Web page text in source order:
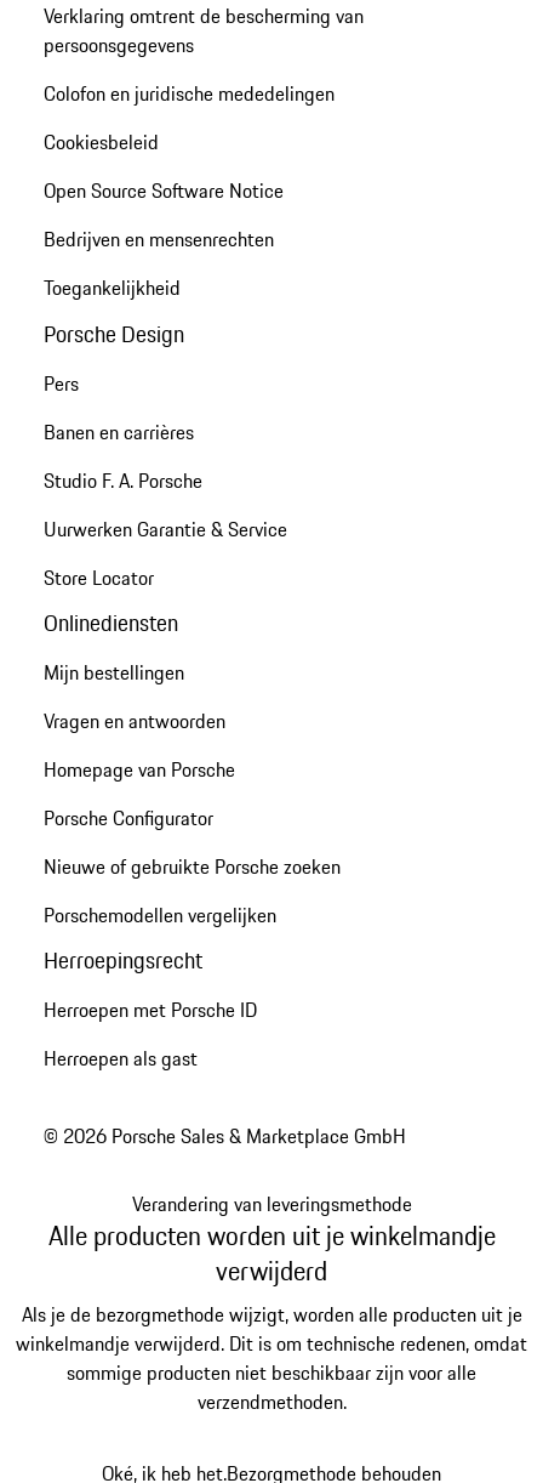
Verklaring omtrent de bescherming van
persoonsgegevens
Colofon en juridische mededelingen
Cookiesbeleid
Open Source Software Notice
Bedrijven en mensenrechten
Toegankelijkheid
Porsche Design
Pers
Banen en carrières
Studio F. A. Porsche
Uurwerken Garantie & Service
Store Locator
Onlinediensten
Mijn bestellingen
Vragen en antwoorden
Homepage van Porsche
Porsche Configurator
Nieuwe of gebruikte Porsche zoeken
Porschemodellen vergelijken
Herroepingsrecht
Herroepen met Porsche ID
Herroepen als gast
© 2026 Porsche Sales & Marketplace GmbH
Verandering van leveringsmethode
Alle producten worden uit je winkelmandje
verwijderd
Als je de bezorgmethode wijzigt, worden alle producten uit je
winkelmandje verwijderd. Dit is om technische redenen, omdat
sommige producten niet beschikbaar zijn voor alle
verzendmethoden.
Oké, ik heb het.Bezorgmethode behouden